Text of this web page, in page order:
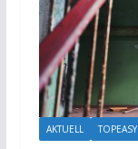
AKTUELL TOPEASY